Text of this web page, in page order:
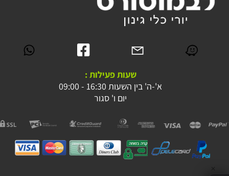
שעות פעילות :
א'-ה' בין השעות 16:30 - 09:00
יום ו' סגור